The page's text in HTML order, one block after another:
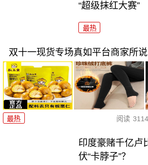
“超级抹红大赛”
最热
双十一现货专场真如平台商家所说
最热 阅读
印度豪赌千亿卢
伏“卡脖子”？